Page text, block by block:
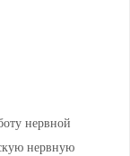
нервной
нервную